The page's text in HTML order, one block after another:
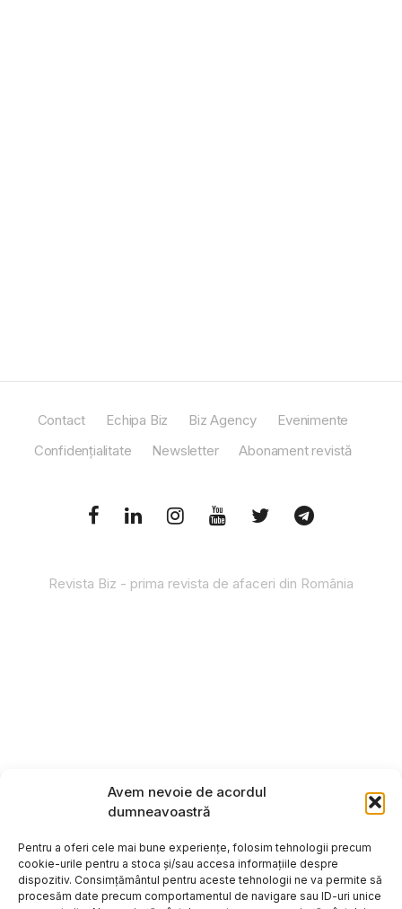
Avem nevoie de acordul
dumneavoastră
Pentru a oferi cele mai bune experiențe, folosim tehnologii precum
cookie-urile pentru a stoca și/sau accesa informațiile despre
dispozitiv. Consimțământul pentru aceste tehnologii ne va permite să
procesăm date precum comportamentul de navigare sau ID-uri unice
Contact Echipa Biz Biz Agency
Evenimente
Confidențialitate
Newsletter Abonament revistă
Revista Biz - prima revista de afaceri din România